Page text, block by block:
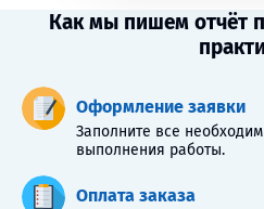
Как мы пишем отчёт
Оформление заявки
Заполните все
выполнения работы.
Оплата заказа